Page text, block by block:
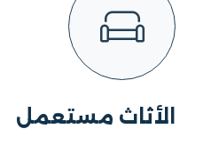
الأثاث مستعمل